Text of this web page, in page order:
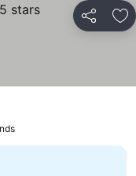
Partager
les prix
les prix